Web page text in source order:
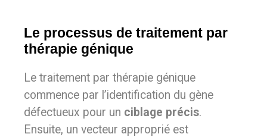
Le processus de traitement par
thérapie génique
Le traitement par thérapie génique
commence par l’identification du gène
défectueux pour un ciblage précis.
Ensuite, un vecteur approprié est